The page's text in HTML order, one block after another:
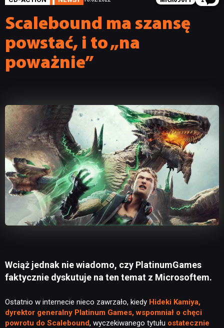
Scalebound ma szansę
powstać, i to „na
poważnie”
Wciąż jednak nie wiadomo, czy PlatinumGames
faktycznie dyskutuje na ten temat z Microsoftem.
Ostatnio w internecie nieco zawrzało, kiedy Hideki Kamiya,
dyrektor generalny Platinum Games, wspomniał o chęci
powrotu do Scalebound, wyczekiwanego tytułu ostatecznie